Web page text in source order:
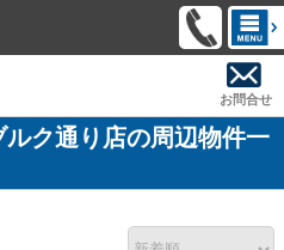
お問合せ
ク通り店の周辺物件一